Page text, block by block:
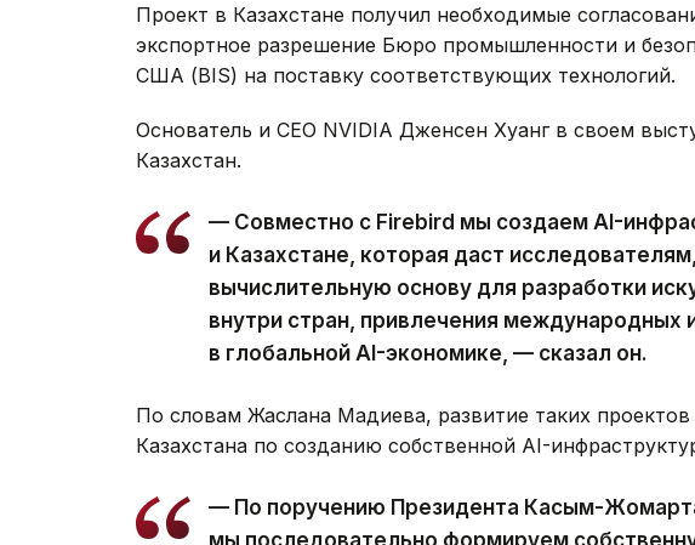
Проект в Казахстане получил необходимые
экспортное разрешение Бюро промышленности и
США (BIS) на поставку соответствующих технологий.
Основатель и CEO NVIDIA Дженсен Хуанг в своем
Казахстан.
— Совместно с Firebird мы создаем AI-
и Казахстане, которая даст
вычислительную основу для разработки
внутри стран, привлечения международных
в глобальной AI-экономике, — сказал он.
По словам Жаслана Мадиева, развитие таких проектов
Казахстана по созданию собственной AI-
— По поручению Президента Касым-
мы последовательно формируем